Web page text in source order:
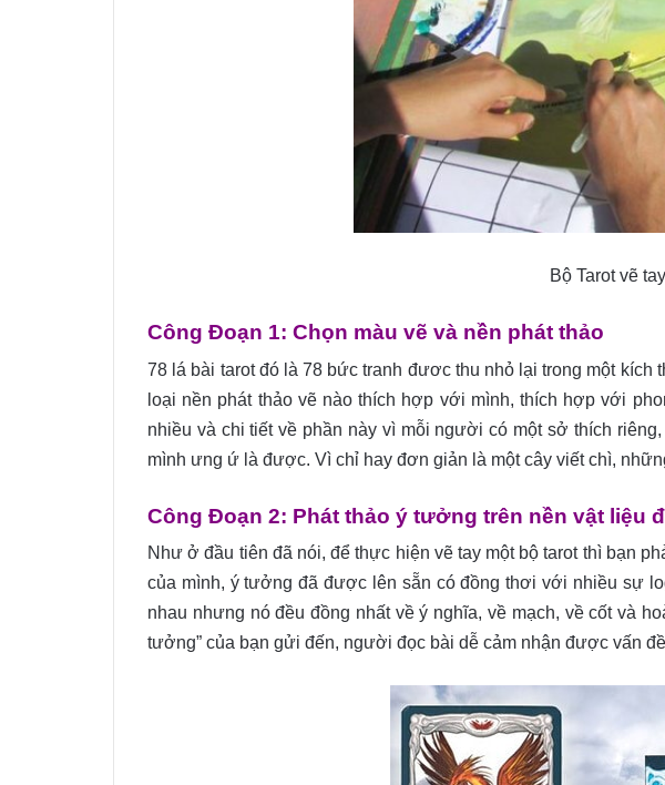
Bộ Tarot vẽ
Công Đoạn 1: Chọn màu vẽ và nền phát thảo
78 lá bài tarot đó là 78 bức tranh đươc thu nhỏ lại trong một
loại nền phát thảo vẽ nào thích hợp với mình, thích hợp với
nhiều và chi tiết về phần này vì mỗi người có một sở thích
mình ưng ứ là được. Vì chỉ hay đơn giản là một cây viết chì,
Công Đoạn 2: Phát thảo ý tưởng trên nền vật liệu
Như ở đầu tiên đã nói, để thực hiện vẽ tay một bộ tarot thì bạn
của mình, ý tưởng đã được lên sẵn có đồng thơi với nhiều sự
nhau nhưng nó đều đồng nhất về ý nghĩa, về mạch, về cốt và
tưởng” của bạn gửi đến, người đọc bài dễ cảm nhận được vấn